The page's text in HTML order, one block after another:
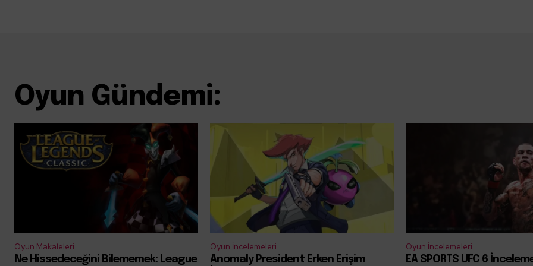
Oyun Gündemi:
Oyun Makaleleri
Ne Hissedeceğini Bilememek: League
Oyun İncelemeleri
Anomaly President Erken Erişim
Oyun İncelemeleri
EA SPORTS UFC 6